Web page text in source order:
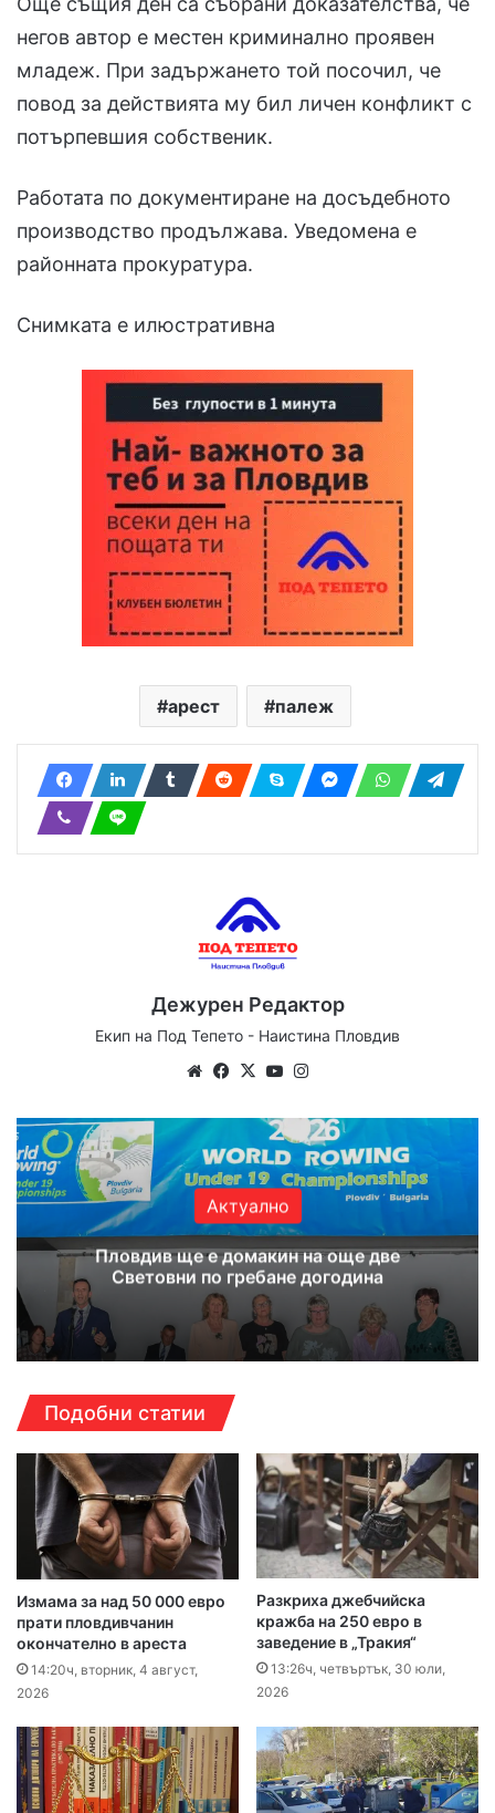
негов автор е местен криминално проявен
младеж. При задържането той посочил, че
повод за действията му бил личен конфликт с
потърпевшия собственик.
Работата по документиране на досъдебното
производство продължава. Уведомена е
районната прокуратура.
Снимката е илюстративна
арест палеж
Дежурен Редактор
Екип на Под Тепето - Наистина Пловдив
WebsiteFacebook
X YouTube
Актуално
Пловдив ще е домакин на още две
Световни по гребане догодина
Подобни статии
Измама за над 50 000 евро
прати пловдивчанин
окончателно в ареста
14:20ч, вторник, 4 август,
2026
Разкриха джебчийска
кражба на 250 евро в
заведение в „Тракия“
13:26ч, четвъртък, 30 юли,
2026